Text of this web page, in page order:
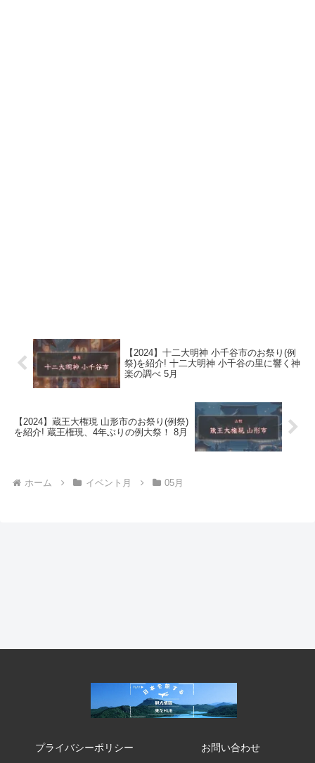
【2024】十二大明神 小千谷市のお祭り(例
祭)を紹介! 十二大明神 小千谷の里に響く神
楽の調べ 5月
【2024】蔵王大権現 山形市のお祭り(例祭)
を紹介! 蔵王権現、4年ぶりの例大祭！ 8月
ホーム イベント月 05月
プライバシーポリシー
お問い合わせ